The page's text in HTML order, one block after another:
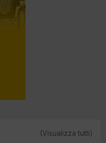
(Visualizza tutti)